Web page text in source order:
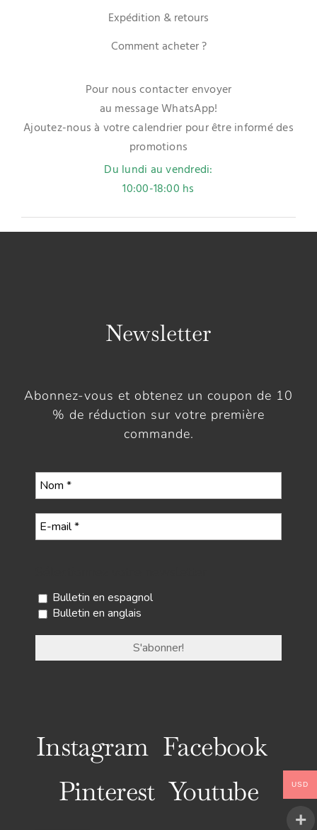
Expédition & retours
Comment acheter ?
Pour nous contacter envoyer
au message WhatsApp!
Ajoutez-nous à votre calendrier pour être informé des
promotions
Du lundi au vendredi:
10:00-18:00 hs
Newsletter
Abonnez-vous et obtenez un coupon de 10
% de réduction sur votre première
commande.
Bulletin en espagnol
Bulletin en anglais
Instagram Facebook
Pinterest Youtube USD